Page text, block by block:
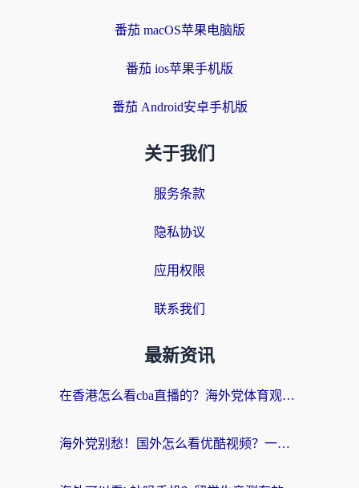
番茄 macOS苹果电脑版
番茄 ios苹果手机版
番茄 Android安卓手机版
关于我们
服务条款
隐私协议
应用权限
联系我们
最新资讯
在香港怎么看cba直播的？海外党体育观赛终极指南：告别版权限制，畅享中文解说
海外党别愁！国外怎么看优酷视频？一招解决追剧、看直播难题